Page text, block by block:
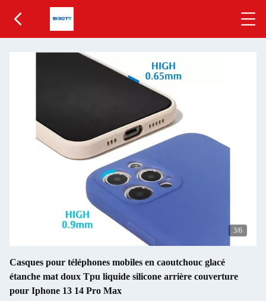
3/6
Casques pour téléphones mobiles en caoutchouc glacé
étanche mat doux Tpu liquide silicone arrière couverture
pour Iphone 13 14 Pro Max